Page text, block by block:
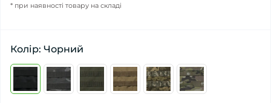
* при наявності товару на складі
Колір: Чорний